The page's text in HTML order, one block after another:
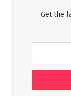
Get the